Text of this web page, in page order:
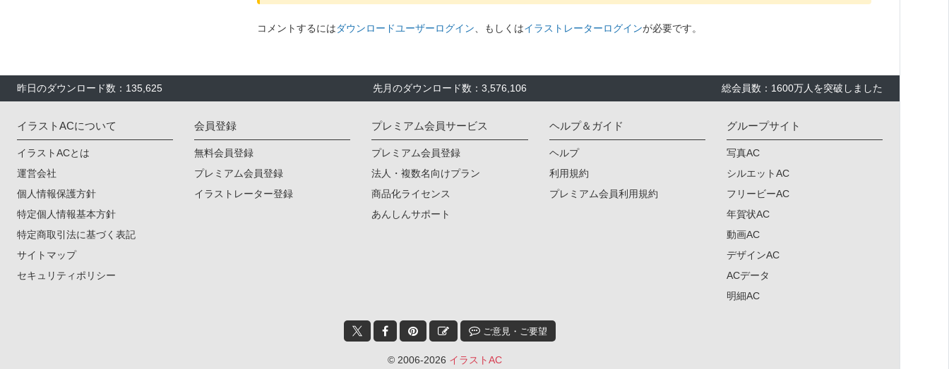
コメントするにはダウンロードユーザーログイン 、もしくはイラストレーターログインが必要です。
昨日のダウンロード数：135,625 先月のダウンロード数：3,576,106 総会員数：1600万人を突破しました
イラストACについて
イラストACとは
運営会社
個人情報保護方針
特定個人情報基本方針
特定商取引法に基づく表記
サイトマップ
セキュリティポリシー
会員登録
無料会員登録
プレミアム会員登録
イラストレーター登録
プレミアム会員サービス
プレミアム会員登録
法人・複数名向けプラン
商品化ライセンス
あんしんサポート
ヘルプ＆ガイド
ヘルプ
利用規約
プレミアム会員利用規約
グループサイト
写真AC
シルエットAC
フリービーAC
年賀状AC
動画AC
デザインAC
ACデータ
明細AC
ご意見・ご要望
© 2006-2026 イラストAC